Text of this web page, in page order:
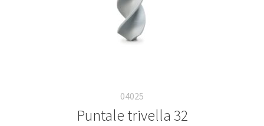
04025
Puntale trivella 32